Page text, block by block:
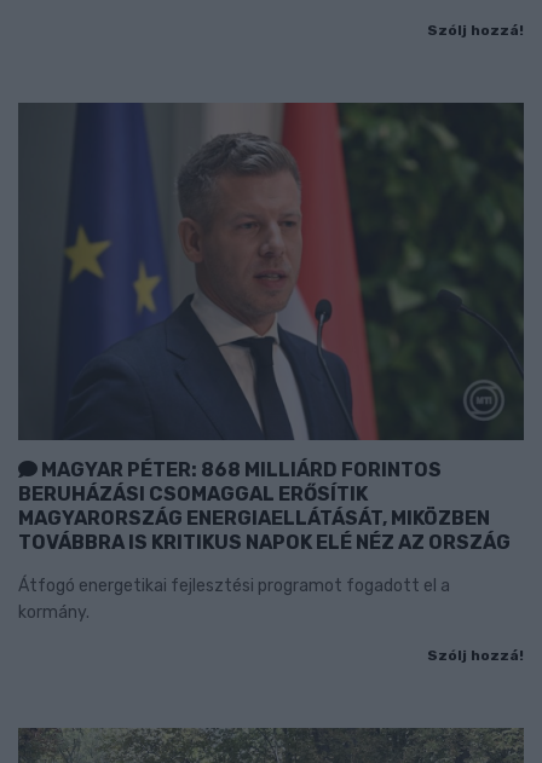
Szólj hozzá!
MAGYAR PÉTER: 868 MILLIÁRD FORINTOS
BERUHÁZÁSI CSOMAGGAL ERŐSÍTIK
MAGYARORSZÁG ENERGIAELLÁTÁSÁT, MIKÖZBEN
TOVÁBBRA IS KRITIKUS NAPOK ELÉ NÉZ AZ ORSZÁG
Átfogó energetikai fejlesztési programot fogadott el a
kormány.
Szólj hozzá!